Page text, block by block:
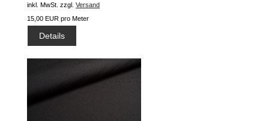
inkl. MwSt. zzgl. Versand
15,00 EUR pro Meter
Details